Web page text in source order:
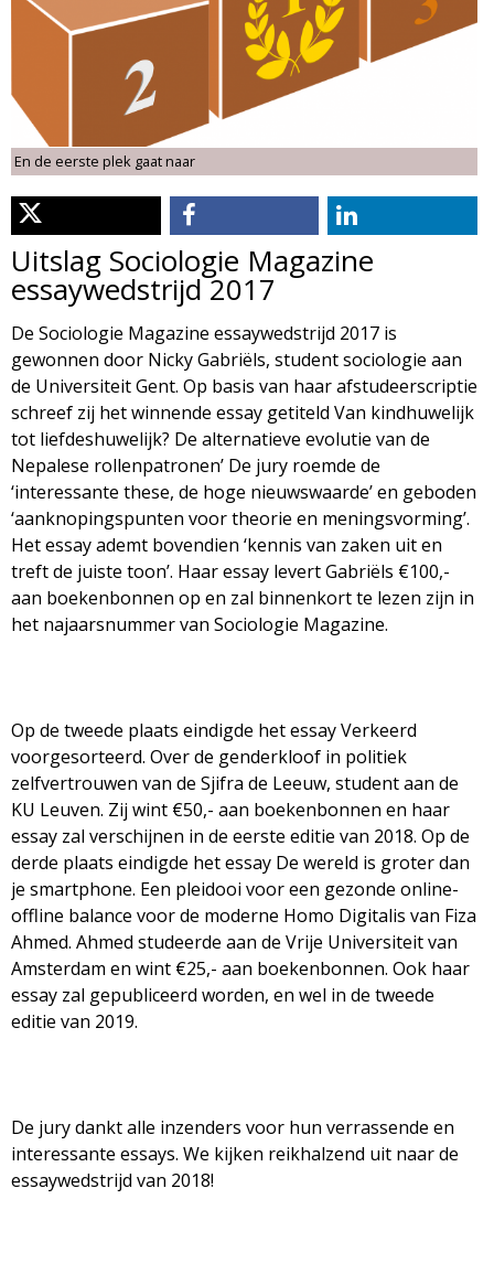
o
l
o
g
i
e
M
a
g
a
z
n
e
e
n
u
En de eerste plek gaat naar
Uitslag Sociologie Magazine
essaywedstrijd 2017
De Sociologie Magazine essaywedstrijd 2017 is
gewonnen door Nicky Gabriëls, student sociologie aan
de Universiteit Gent. Op basis van haar afstudeerscriptie
schreef zij het winnende essay getiteld Van kindhuwelijk
tot liefdeshuwelijk? De alternatieve evolutie van de
Nepalese rollenpatronen’ De jury roemde de
‘interessante these, de hoge nieuwswaarde’ en geboden
‘aanknopingspunten voor theorie en meningsvorming’.
Het essay ademt bovendien ‘kennis van zaken uit en
treft de juiste toon’. Haar essay levert Gabriëls €100,-
aan boekenbonnen op en zal binnenkort te lezen zijn in
het najaarsnummer van Sociologie Magazine.
Op de tweede plaats eindigde het essay Verkeerd
voorgesorteerd. Over de genderkloof in politiek
zelfvertrouwen van de Sjifra de Leeuw, student aan de
KU Leuven. Zij wint €50,- aan boekenbonnen en haar
essay zal verschijnen in de eerste editie van 2018. Op de
derde plaats eindigde het essay De wereld is groter dan
je smartphone. Een pleidooi voor een gezonde online-
offline balance voor de moderne Homo Digitalis van Fiza
Ahmed. Ahmed studeerde aan de Vrije Universiteit van
Amsterdam en wint €25,- aan boekenbonnen. Ook haar
essay zal gepubliceerd worden, en wel in de tweede
editie van 2019.
De jury dankt alle inzenders voor hun verrassende en
interessante essays. We kijken reikhalzend uit naar de
essaywedstrijd van 2018!